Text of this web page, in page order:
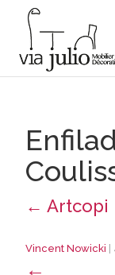
← Artcopi
Vincent Nowicki
←